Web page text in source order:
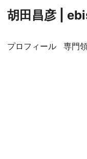
胡田昌彦 |
プロフィール 専門